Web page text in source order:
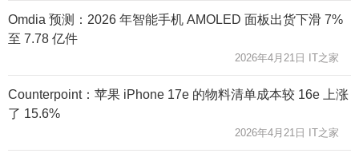
Omdia 预测：2026 年智能手机 AMOLED 面板出货下滑 7%
至 7.78 亿件
2026年4月21日 IT之家
Counterpoint：苹果 iPhone 17e 的物料清单成本较 16e 上涨
了 15.6%
2026年4月21日 IT之家